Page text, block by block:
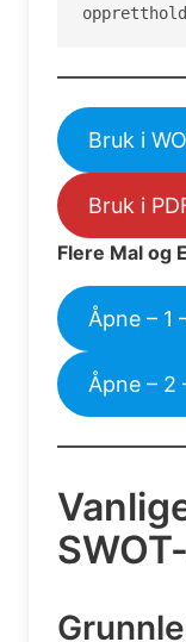
Bruk i
Bruk i
Flere Mal og
Åpne – 1
Åpne – 2